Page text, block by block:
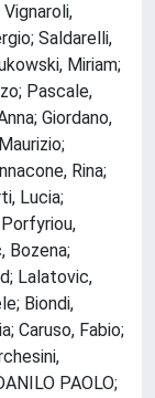
Saldarelli,
Miriam;
Pascale,
Giordano,
Rina;
Lucia;
Bozena;
Lalatovic,
Biondi,
Caruso, Fabio;
PAOLO;